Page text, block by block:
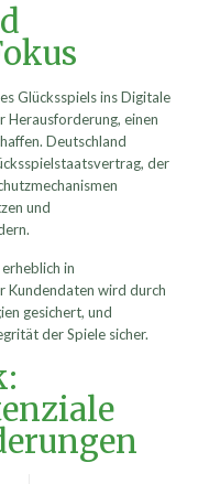
Glücksspiels ins Digitale
Herausforderung, einen
Deutschland
der
und
in
Kundendaten wird durch
gesichert, und
der Spiele sicher.